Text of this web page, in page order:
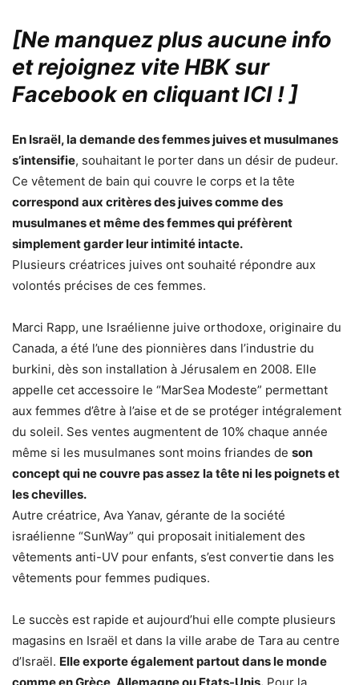
[Ne manquez plus aucune info
et rejoignez vite HBK sur
Facebook en cliquant ICI !]
En Israël, la demande des femmes juives et musulmanes
s’intensifie, souhaitant le porter dans un désir de pudeur.
Ce vêtement de bain qui couvre le corps et la tête
correspond aux critères des juives comme des
musulmanes et même des femmes qui préfèrent
simplement garder leur intimité intacte.
Plusieurs créatrices juives ont souhaité répondre aux
volontés précises de ces femmes.
Marci Rapp, une Israélienne juive orthodoxe, originaire du
Canada, a été l’une des pionnières dans l’industrie du
burkini, dès son installation à Jérusalem en 2008. Elle
appelle cet accessoire le “MarSea Modeste” permettant
aux femmes d’être à l’aise et de se protéger intégralement
du soleil. Ses ventes augmentent de 10% chaque année
même si les musulmanes sont moins friandes de son
concept qui ne couvre pas assez la tête ni les poignets et
les chevilles.
Autre créatrice, Ava Yanav, gérante de la société
israélienne “SunWay” qui proposait initialement des
vêtements anti-UV pour enfants, s’est convertie dans les
vêtements pour femmes pudiques.
Le succès est rapide et aujourd’hui elle compte plusieurs
magasins en Israël et dans la ville arabe de Tara au centre
d’Israël. Elle exporte également partout dans le monde
comme en Grèce, Allemagne ou Etats-Unis. Pour la